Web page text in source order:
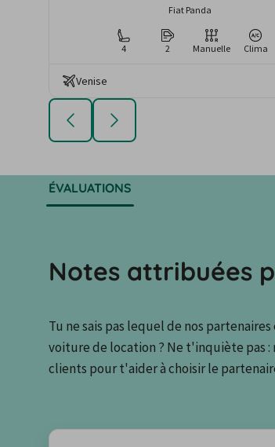
Fiat Panda
4 2 Manuelle Clima
Venise
ÉVALUATIONS
Notes attribuées
Tu ne sais pas lequel de nos
voiture de location ? Ne t'inquiète pas :
clients pour t'aider à choisir le